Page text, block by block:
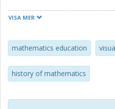
context.
VISA MER
mathematics education
history of mathematics